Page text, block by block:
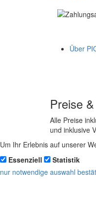
Über
Preise
Alle Preise
und inklusive
Um Ihr Erlebnis auf unserer
Essenziell
Statistik
nur notwendige auswahl